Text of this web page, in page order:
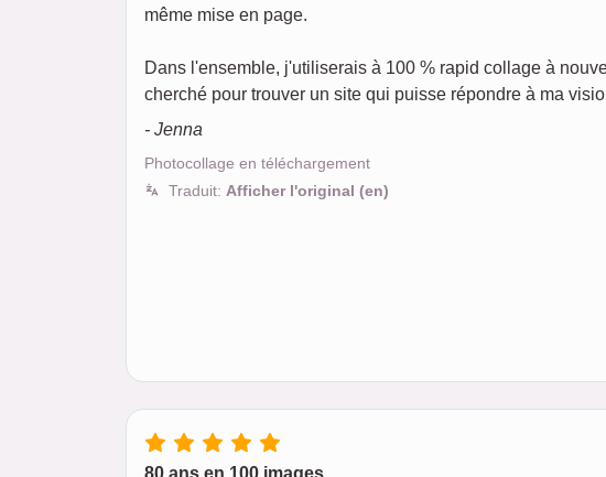
même mise en page.
Dans l'ensemble, j'utiliserais à 100 % rapid collage à
cherché pour trouver un site qui puisse répondre à ma
- Jenna
Photocollage en téléchargement
Traduit: Afficher l'original (en)